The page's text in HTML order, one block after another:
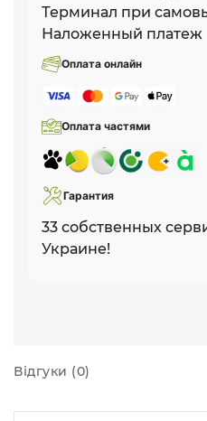
Терминал при
Наложенный платеж
Оплата онлайн
Оплата частями
Гарантия
33 собственных
Украине!
Відгуки (0)